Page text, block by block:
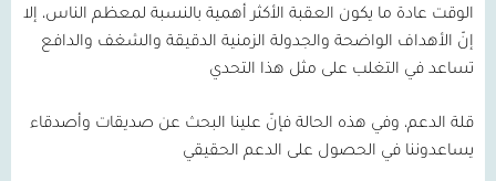
الوقت عادة ما يكون العقبة الأكثر أهمية بالنسبة لمعظم الناس، إلا
إنّ الأهداف الواضحة والجدولة الزمنية الدقيقة والشغف والدافع
تساعد في التغلب على مثل هذا التحدي
قلة الدعم، وفي هذه الحالة فإنّ علينا البحث عن صديقات وأصدقاء
يساعدوننا في الحصول على الدعم الحقيقي